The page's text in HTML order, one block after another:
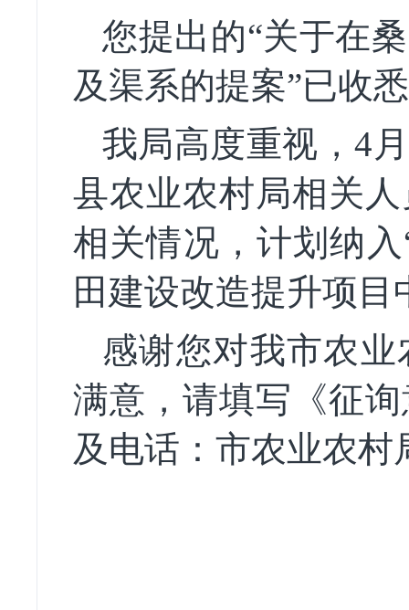
您提出的“关于在
及渠系的提案”已收
我局高度重视，4 月
县农业农村局相关
相关情况，计划纳
田建设改造提升项目
感谢您对我市农
满意，请填写《征
及电话：市农业农